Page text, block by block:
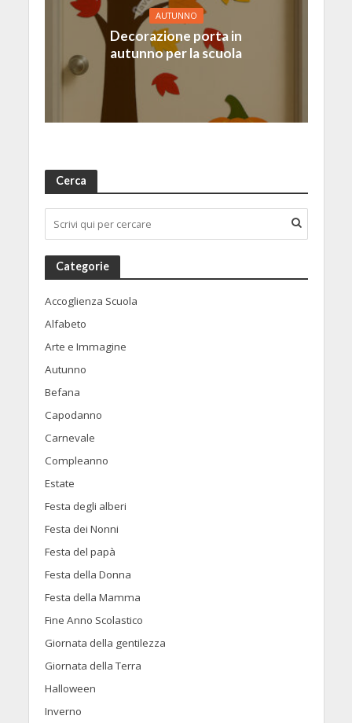
AUTUNNO
Decorazione porta in
autunno per la scuola
Cerca
Categorie
Accoglienza Scuola
Alfabeto
Arte e Immagine
Autunno
Befana
Capodanno
Carnevale
Compleanno
Estate
Festa degli alberi
Festa dei Nonni
Festa del papà
Festa della Donna
Festa della Mamma
Fine Anno Scolastico
Giornata della gentilezza
Giornata della Terra
Halloween
Inverno